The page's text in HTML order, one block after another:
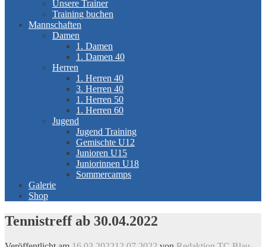
Unsere Trainer
Training buchen
Mannschaften
Damen
1. Damen
1. Damen 40
Herren
1. Herren 40
3. Herren 40
1. Herren 50
1. Herren 60
Jugend
Jugend Training
Gemischte U12
Junioren U15
Juniorinnen U18
Sommercamps
Galerie
Shop
Tennistreff ab 30.04.2022